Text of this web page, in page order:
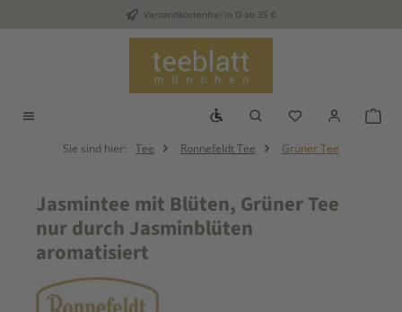
Zum Hauptinhalt springenVersandkostenfrei in D ab 35 €
Werkzeugleiste anzeigen
Du hast 0
Sie sind hier: Tee Ronnefeldt Tee Grüner Tee
Jasmintee mit Blüten, Grüner Tee
nur durch Jasminblüten
aromatisiert